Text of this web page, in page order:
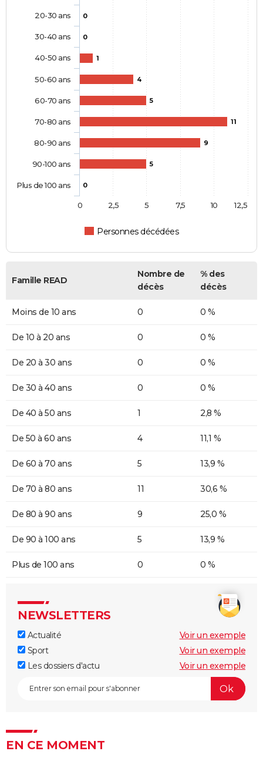
0
0
1
4
5
11
9
5
0
Personnes décédées
20-30 ans
30-40 ans
40-50 ans
50-60 ans
60-70 ans
70-80 ans
80-90 ans
90-100 ans
Plus de 100 ans
0 10
2,5 5 7,5 12,5
Famille READ
Nombre de
décès
% des
décès
Moins de 10 ans 0 0 %
De 10 à 20 ans 0 0 %
De 20 à 30 ans 0 0 %
De 30 à 40 ans 0 0 %
De 40 à 50 ans 1 2,8 %
De 50 à 60 ans 4 11,1 %
De 60 à 70 ans 5 13,9 %
De 70 à 80 ans 11 30,6 %
De 80 à 90 ans 9 25,0 %
De 90 à 100 ans 5 13,9 %
Plus de 100 ans 0 0 %
NEWSLETTERS
Actualité
Voir un exemple
Sport
Voir un exemple
Les dossiers d'actu
Voir un exemple
EN CE MOMENT